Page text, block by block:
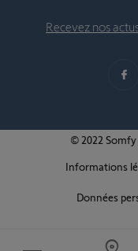
Recevez nos
© 2022 Somfy
Informations
Données